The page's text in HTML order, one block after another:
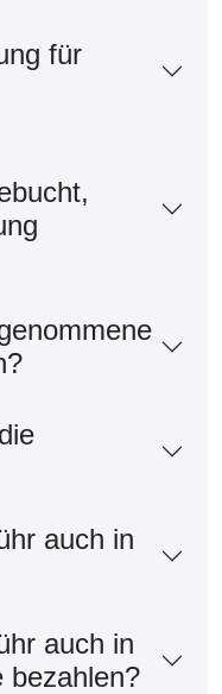
für
auch in
auch in
bezahlen?